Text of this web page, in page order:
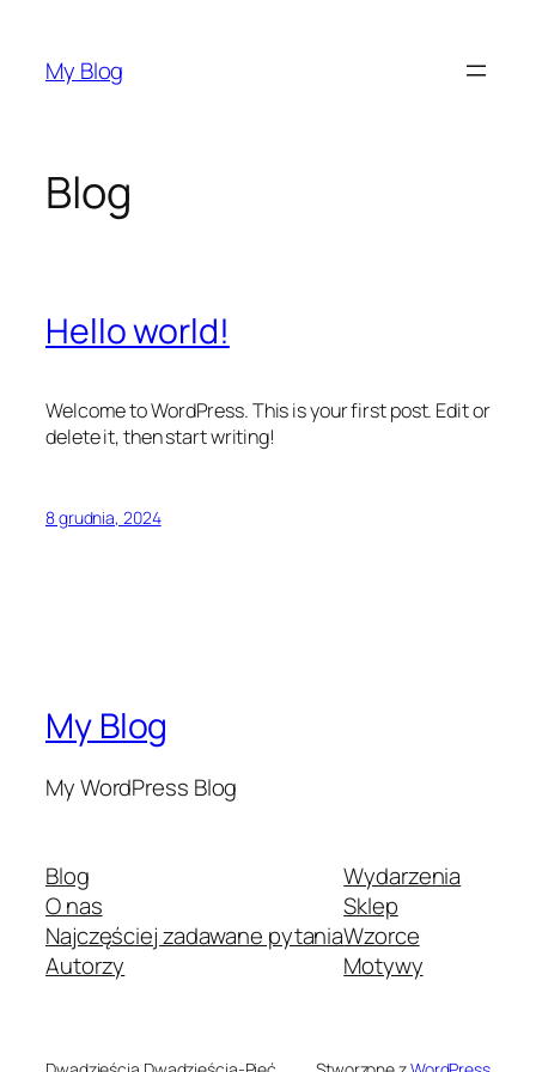
treściMy Blog
Blog
Hello world!
Welcome to WordPress. This is your first post. Edit or
delete it, then start writing!
8 grudnia, 2024
My Blog
My WordPress Blog
Blog
O nas
Najczęściej zadawane pytania
Autorzy
Wydarzenia
Sklep
Wzorce
Motywy